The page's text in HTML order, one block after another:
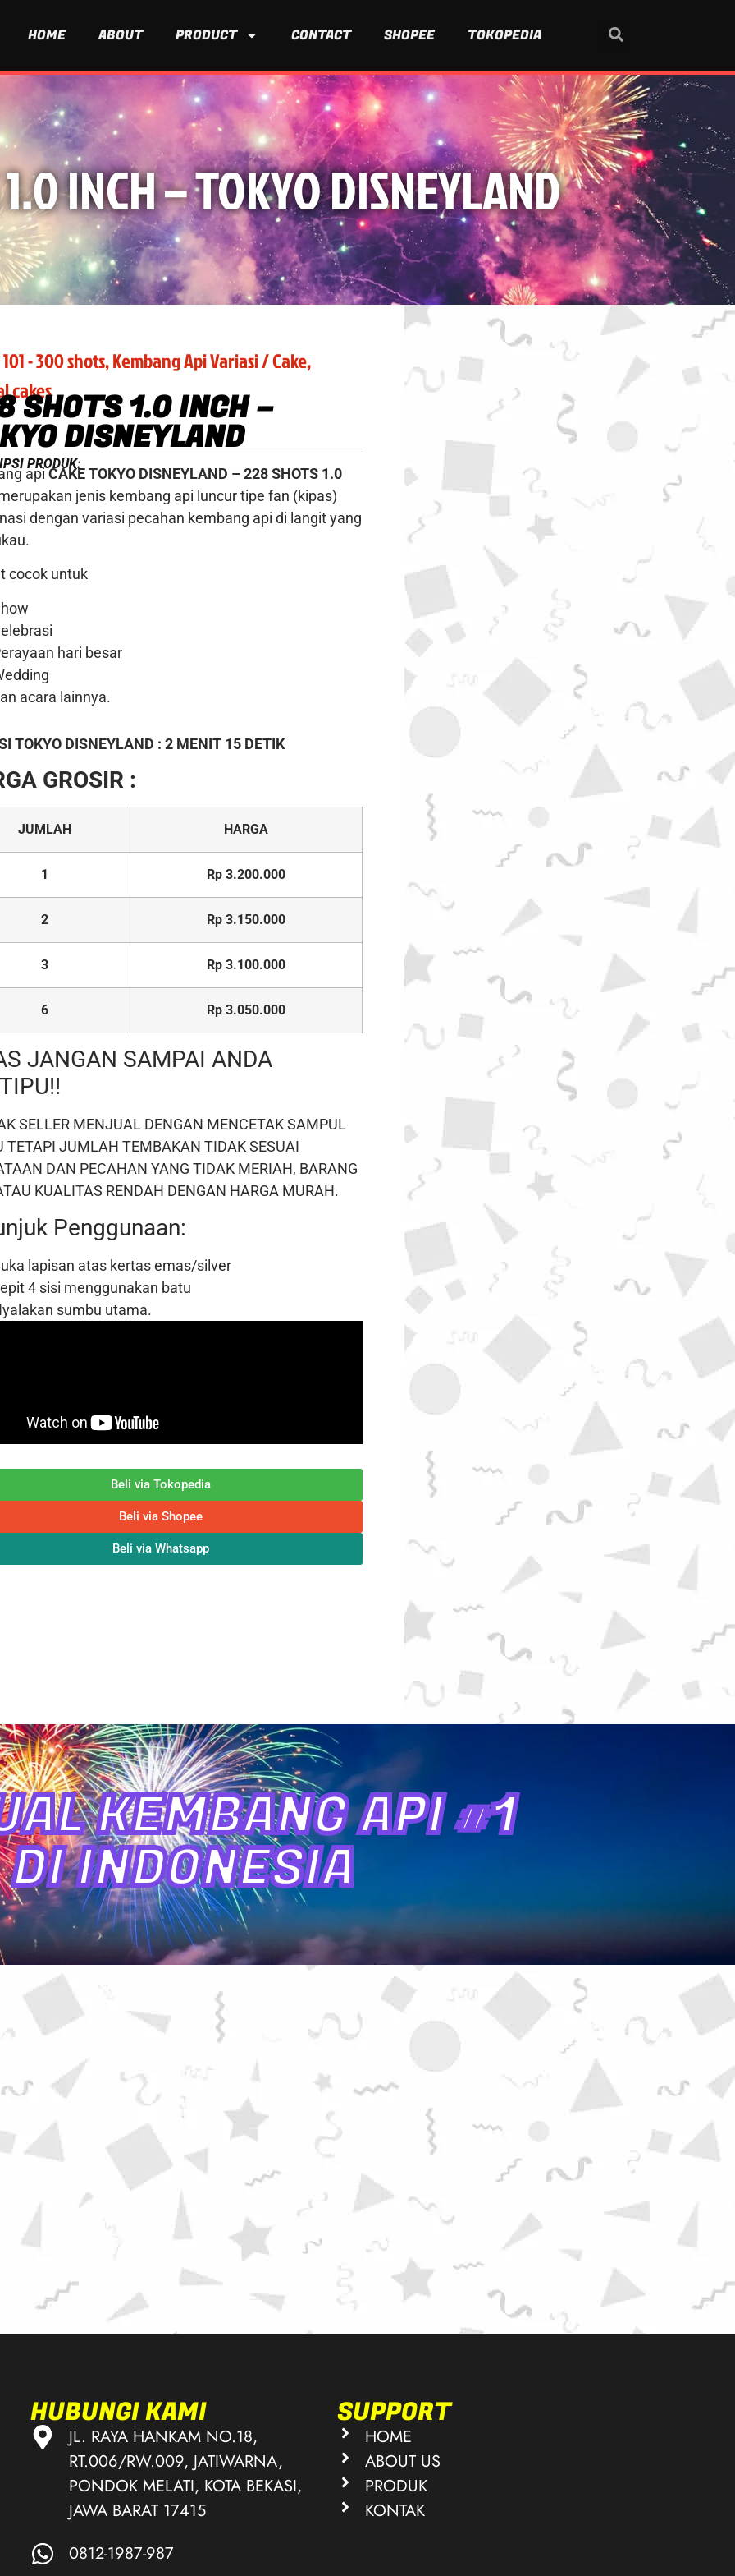
HOME ABOUT PRODUCT CONTACT SHOPEE TOKOPEDIA
INCH – TOKYO DISNEYLAND
- 300 shots,Kembang Api Variasi / Cake,
cakes
SHOTS 1.0 INCH –
DISNEYLAND
PRODUK:
apiCAKE TOKYO DISNEYLAND – 228 SHOTS 1.0
jenis kembang api luncur tipe fan (kipas)
dengan variasi pecahan kembang api di langit yang
cocok untuk
hari besar
acara lainnya.
TOKYO DISNEYLAND : 2 MENIT 15 DETIK
GROSIR :
JUMLAH HARGA
1 Rp 3.200.000
2 Rp 3.150.000
3 Rp 3.100.000
6 Rp 3.050.000
JANGAN SAMPAI ANDA
SELLER MENJUAL DENGAN MENCETAK SAMPUL
TETAPI JUMLAH TEMBAKAN TIDAK SESUAI
DAN PECAHAN YANG TIDAK MERIAH, BARANG
KUALITAS RENDAH DENGAN HARGA MURAH.
Penggunaan:
lapisan atas kertas emas/silver
4 sisi menggunakan batu
sumbu utama.
Beli via Tokopedia
Beli via Shopee
Beli via Whatsapp
KEMBANG API #1
DI INDONESIA
HUBUNGI KAMI
JL. RAYA HANKAM NO.18,
RT.006/RW.009, JATIWARNA,
PONDOK MELATI, KOTA BEKASI,
JAWA BARAT 17415
0812-1987-987
SUPPORT
HOME
ABOUT US
PRODUK
KONTAK